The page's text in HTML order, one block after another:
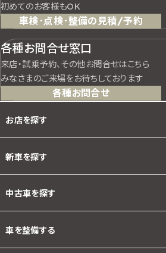
初めてのお客様もOK
車検･点検･整備の見積/予約
各種お問合せ窓口
来店・試乗予約、その他お問合せはこちら
みなさまのご来場をお待ちしております
各種お問合せ
お店を探す
新車を探す
中古車を探す
車を整備する